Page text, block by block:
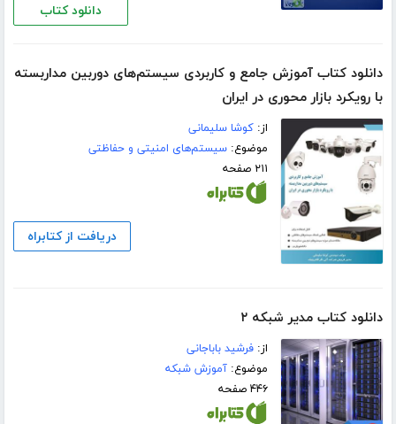
دانلود کتاب
دانلود کتاب آموزش جامع و کاربردی سیستم‌های دوربین مداربسته
با رویکرد بازار محوری در ایران
از:کوشا سلیمانی
موضوع:سیستم‌های امنیتی و حفاظتی
۲۱۱ صفحه
دریافت از کتابراه
دانلود کتاب مدیر شبکه ۲
از:فرشید باباجانی
موضوع:آموزش شبکه
۴۴۶ صفحه